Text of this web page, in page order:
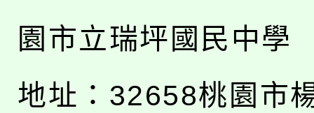
園市立瑞坪國民中學
地址： 32658桃園市